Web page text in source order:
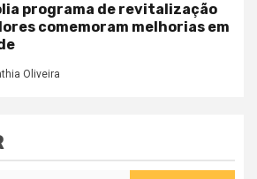
programa de revitalização
comemoram melhorias em
Oliveira